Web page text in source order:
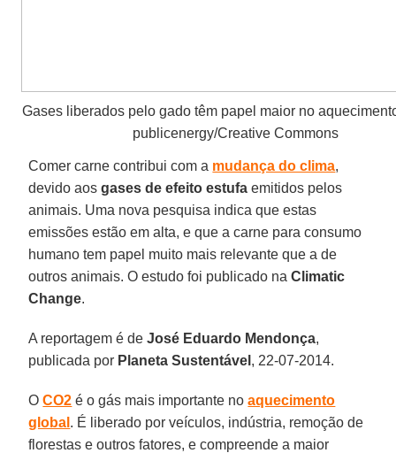
Gases liberados pelo gado têm papel maior no
publicenergy/Creative Commons
Comer carne contribui com a mudança do clima,
devido aosgases de efeito estufa emitidos pelos
animais. Uma nova pesquisa indica que estas
emissões estão em alta, e que a carne para consumo
humano tem papel muito mais relevante que a de
outros animais. O estudo foi publicado naClimatic
Change.
A reportagem é deJosé Eduardo Mendonça,
publicada por Planeta Sustentável , 22-07-2014.
OCO2 é o gás mais importante noaquecimento
global . É liberado por veículos, indústria, remoção de
florestas e outros fatores, e compreende a maior